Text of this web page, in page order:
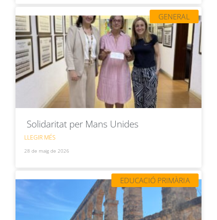
GENERAL
Solidaritat per Mans Unides
LLEGIR MÉS
28 de maig de 2026
EDUCACIÓ PRIMÀRIA